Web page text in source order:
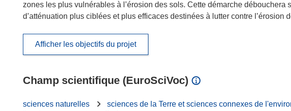
zones les plus vulnérables à l’érosion des sols. Cette démarche débouchera
d’atténuation plus ciblées et plus efficaces destinées à lutter contre l’érosion
Afficher les objectifs du projet
Champ scientifique (EuroSciVoc)
sciences naturelles sciences de la Terre et sciences connexes de